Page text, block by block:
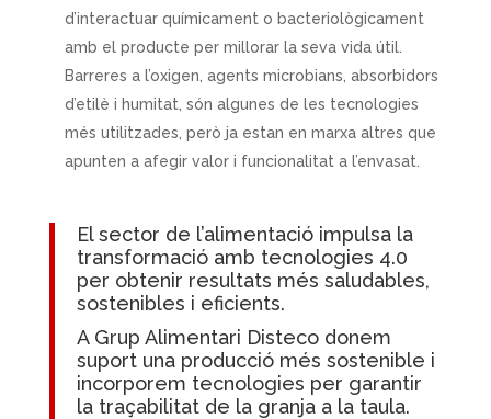
d’interactuar químicament o bacteriològicament
amb el producte per millorar la seva vida útil.
Barreres a l’oxigen, agents microbians, absorbidors
d’etilè i humitat, són algunes de les tecnologies
més utilitzades, però ja estan en marxa altres que
apunten a afegir valor i funcionalitat a l’envasat.
El sector de l’alimentació impulsa la
transformació amb tecnologies 4.0
per obtenir resultats més saludables,
sostenibles i eficients.
A Grup Alimentari Distecodonem
suport una producció més sostenible i
incorporem tecnologies per garantir
la traçabilitat de la granja a la taula.